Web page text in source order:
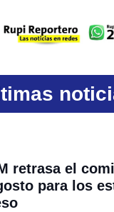
retrasa el
para los